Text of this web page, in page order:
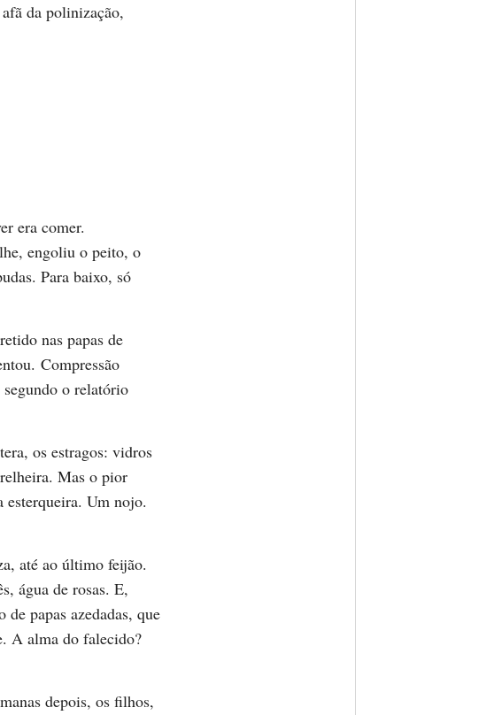
da polinização,
era comer.
engoliu o peito, o
Para baixo, só
nas papas de
Compressão
segundo o relatório
os estragos: vidros
Mas o pior
esterqueira. Um nojo.
até ao último feijão.
água de rosas. E,
papas azedadas, que
A alma do falecido?
depois, os filhos,